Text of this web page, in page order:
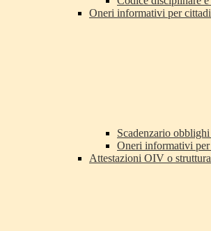
Oneri informativi per
Scadenzario
Oneri informativi
Attestazioni OIV o